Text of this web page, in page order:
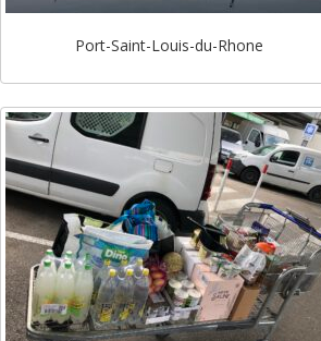
Port-Saint-Louis-du-Rhone